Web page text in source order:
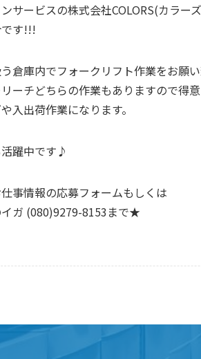
サービスの株式会社COLORS(カラーズ
す!!!
倉庫内でフォークリフト作業をお願
ーチどちらの作業もありますので得
入出荷作業になります。
躍中です♪
事情報の応募フォームもしくは
ガ (080)9279-8153まで★